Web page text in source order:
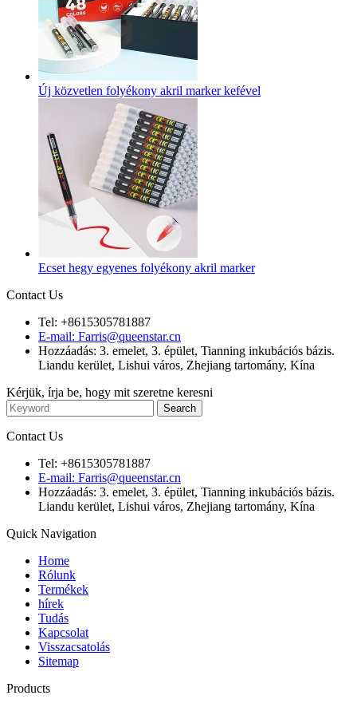
Új közvetlen folyékony akril marker kefével
Ecset hegy egyenes folyékony akril marker
Contact Us
Tel: +8615305781887
E-mail: Farris@queenstar.cn
Hozzáadás: 3. emelet, 3. épület, Tianning inkubációs bázis.
Liandu kerület, Lishui város, Zhejiang tartomány, Kína
Kérjük, írja be, hogy mit szeretne keresni
Contact Us
Tel: +8615305781887
E-mail: Farris@queenstar.cn
Hozzáadás: 3. emelet, 3. épület, Tianning inkubációs bázis.
Liandu kerület, Lishui város, Zhejiang tartomány, Kína
Quick Navigation
Home
Rólunk
Termékek
hírek
Tudás
Kapcsolat
Visszacsatolás
Sitemap
Products